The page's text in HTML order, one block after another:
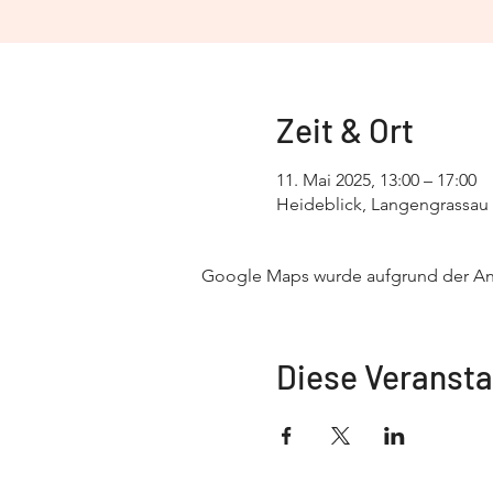
Zeit & Ort
11. Mai 2025, 13:00 – 17:00
Heideblick,
Google Maps wurde aufgrund der
Diese